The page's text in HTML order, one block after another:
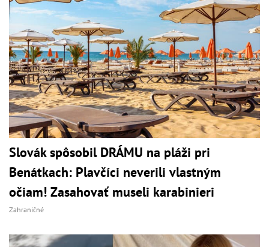
Slovák spôsobil DRÁMU na pláži pri
Benátkach: Plavčíci neverili vlastným
očiam! Zasahovať museli karabinieri
Zahraničné